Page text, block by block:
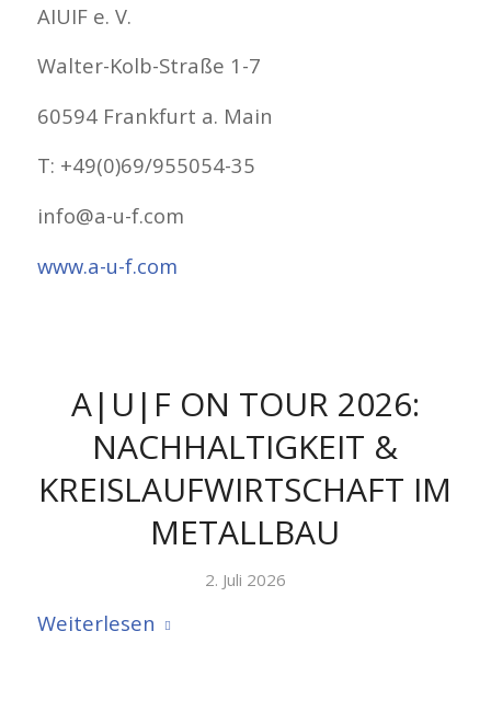
AIUIF e. V.
Walter-Kolb-Straße 1-7
60594 Frankfurt a. Main
T: +49(0)69/955054-35
info@a-u-f.com
www.a-u-f.com
A|U|F ON TOUR 2026:
NACHHALTIGKEIT &
KREISLAUFWIRTSCHAFT IM
METALLBAU
2. Juli 2026
Weiterlesen